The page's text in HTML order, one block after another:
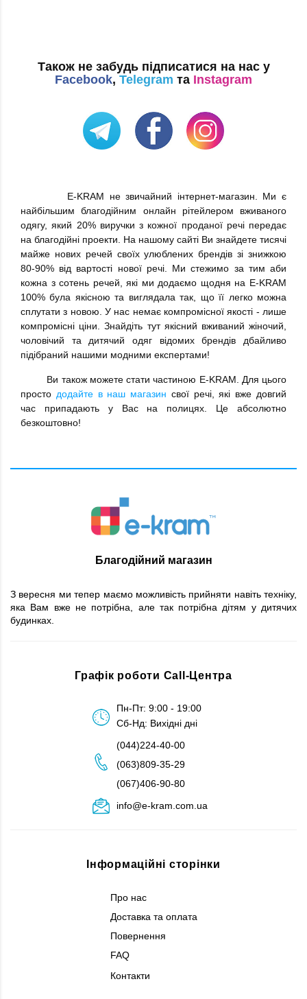
Також не забудь підписатися на нас у
Facebook, Telegram та Instagram
Е-KRAM не звичайний інтернет-магазин. Ми є
найбільшим благодійним онлайн рітейлером вживаного
одягу, який 20% виручки з кожної проданої речі передає
на благодійні проекти. На нашому сайті Ви знайдете тисячі
майже нових речей своїх улюблених брендів зі знижкою
80-90% від вартості нової речі. Ми стежимо за тим аби
кожна з сотень речей, які ми додаємо щодня на E-KRAM
100% була якісною та виглядала так, що її легко можна
сплутати з новою. У нас немає компромісної якості - лише
компромісні ціни. Знайдіть тут якісний вживаний жіночий,
чоловічий та дитячий одяг відомих брендів дбайливо
підібраний нашими модними експертами!
Ви також можете стати частиною E-KRAM. Для цього
просто додайте в наш магазин свої речі, які вже довгий
час припадають у Вас на полицях. Це абсолютно
безкоштовно!
Благодійний магазин
З вересня ми тепер маємо можливість прийняти навіть техніку,
яка Вам вже не потрібна, але так потрібна дітям у дитячих
будинках.
Графік роботи Call-Центра
Пн-Пт: 9:00 - 19:00
Сб-Нд: Вихідні дні
(044)224-40-00
(063)809-35-29
(067)406-90-80
info@e-kram.com.ua
Інформаційні сторінки
Про нас
Доставка та оплата
Повернення
FAQ
Контакти